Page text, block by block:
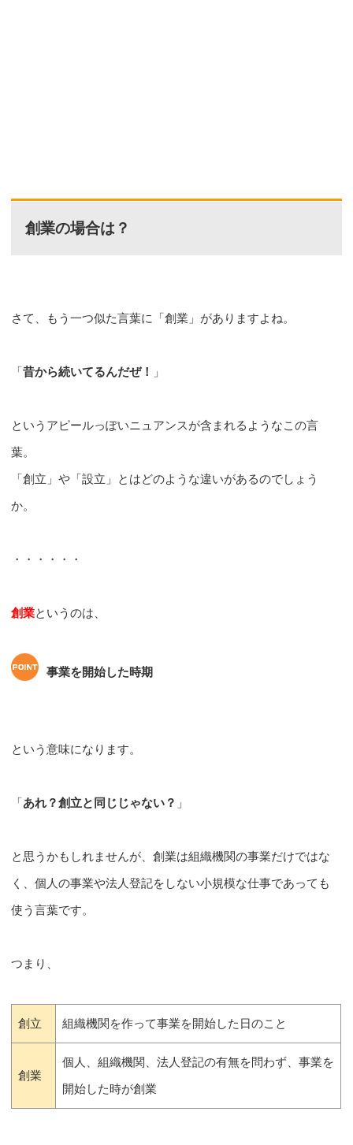
創業の場合は？
さて、もう一つ似た言葉に「創業」がありますよね。
「昔から続いてるんだぜ！ 」
というアピールっぽいニュアンスが含まれるようなこの言
葉。
「創立」や「設立」とはどのような違いがあるのでしょう
か。
・・・・・・
創業というのは、
事業を開始した時期
という意味になります。
「あれ？創立と同じじゃない？ 」
と思うかもしれませんが、創業は組織機関の事業だけではな
く、個人の事業や法人登記をしない小規模な仕事であっても
使う言葉です。
つまり、
創立 組織機関を作って事業を開始した日のこと
創業
個人、組織機関、法人登記の有無を問わず、事業を
開始した時が創業